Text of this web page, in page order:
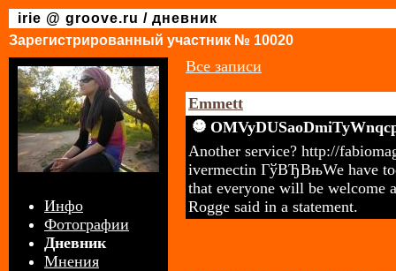
irie @ groove.ru / дневник
Зарегистрированный участник № 10020
Инфо
Фотографии
Дневник
Мнения
Все записи
Emmett
Another service? http://
ivermectin ГўВЂВњWe have
that everyone will be welcome
Rogge said in a statement.